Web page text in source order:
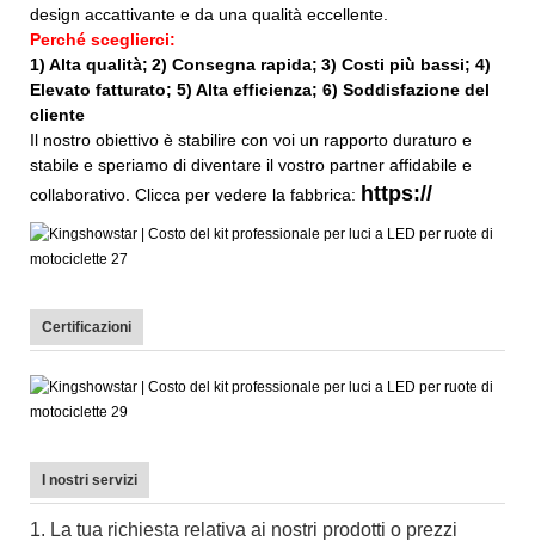
design accattivante e da una qualità eccellente.
Perché sceglierci:
1) Alta qualità; 2) Consegna rapida; 3) Costi più bassi; 4)
Elevato fatturato; 5) Alta efficienza; 6) Soddisfazione del
cliente
Il nostro obiettivo è stabilire con voi un rapporto duraturo e
stabile e speriamo di diventare il vostro partner affidabile e
collaborativo. Clicca per vedere la fabbrica: https://
Certificazioni
I nostri servizi
1. La tua richiesta relativa ai nostri prodotti o prezzi